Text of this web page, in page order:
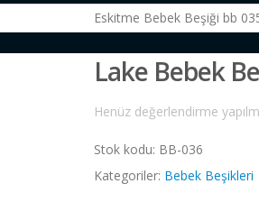
Lake Bebek
Henüz değerlendirme
Stok kodu: BB-036
Kategoriler: Bebek Beşikleri